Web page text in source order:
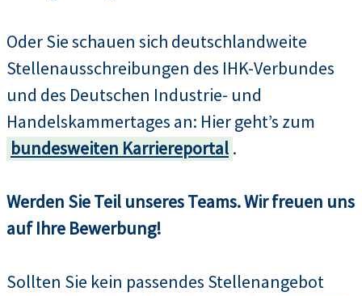
Oder Sie schauen sich deutschlandweite
Stellenausschreibungen des IHK-Verbundes
und des Deutschen Industrie- und
Handelskammertages an: Hier geht’s zum
bundesweiten Karriereportal .
Werden Sie Teil unseres Teams. Wir freuen uns
auf Ihre Bewerbung!
Sollten Sie kein passendes Stellenangebot